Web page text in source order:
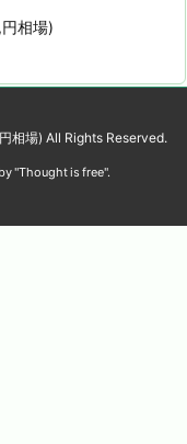
相場) All Rights Reserved.
"Thought is free".